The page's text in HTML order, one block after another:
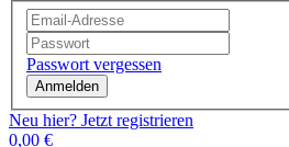
Passwort vergessen
Anmelden
Neu hier? Jetzt registrieren
0,00 €